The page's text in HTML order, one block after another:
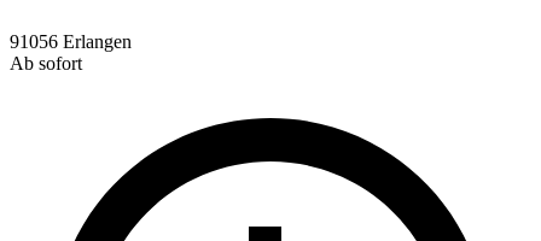
91056 Erlangen
Ab sofort